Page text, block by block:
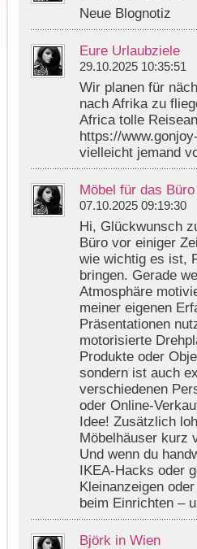
Neue Blognotiz
Eure Urlaubziele
29.10.2025 10:35:51
Wir planen für
nach Afrika zu
Africa tolle
https://
vielleicht jemand
Möbel für das Büro
07.10.2025 09:19:30
Hi, Glückwunsch
Büro vor einiger
wie wichtig es ist,
bringen. Gerade
Atmosphäre
meiner eigenen
Präsentationen
motorisierte
Produkte oder
sondern ist auch
verschiedenen
oder Online-
Idee! Zusätzlich
Möbelhäuser kurz
Und wenn du
IKEA-Hacks oder
Kleinanzeigen
beim Einrichten –
Björk in Wien